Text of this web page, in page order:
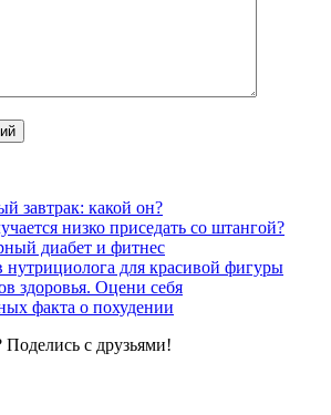
завтрак: какой он?
низко приседать со штангой?
диабет и фитнес
для красивой фигуры
здоровья. Оцени себя
факта о похудении
Поделись с друзьями!